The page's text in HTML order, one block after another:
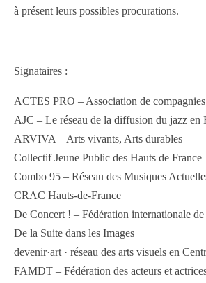
à présent leurs possibles procurations.
Signataires :
ACTES PRO – Association de
AJC – Le réseau de la diffusion du jazz en
ARVIVA – Arts vivants, Arts durables
Collectif Jeune Public des Hauts de France
Combo 95 – Réseau des Musiques
CRAC Hauts-de-France
De Concert ! – Fédération internationale de
De la Suite dans les Images
devenir·art · réseau des arts visuels en
FAMDT – Fédération des acteurs et